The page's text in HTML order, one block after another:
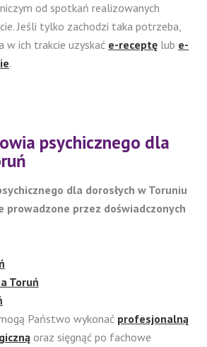
od spotkań realizowanych
Jeśli tylko zachodzi taka potrzeba,
w ich trakcie uzyskać e-receptę lub e-
.
psychicznego dla
dla dorosłych w Toruniu
przez doświadczonych
Toruń
Państwo wykonać profesjonalną
oraz sięgnąć po fachowe